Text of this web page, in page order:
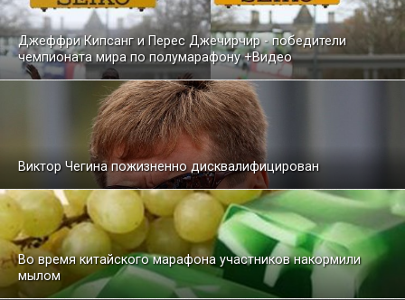
Джеффри Кипсанг и Перес Джечирчир - победители
чемпионата мира по полумарафону +Видео
Виктор Чегина пожизненно дисквалифицирован
Во время китайского марафона участников накормили
мылом